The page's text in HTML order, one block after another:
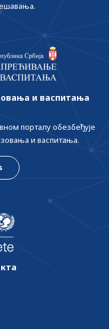
и васпитања
порталу обезбеђује
и васпитања.